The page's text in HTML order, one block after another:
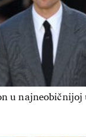
u najneobičnijoj